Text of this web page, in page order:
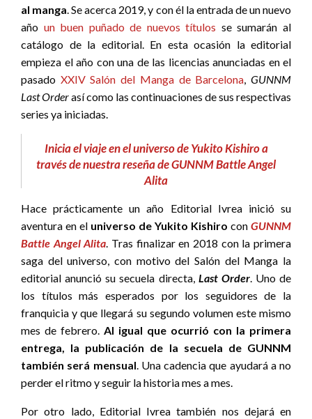
al manga. Se acerca 2019, y con él la entrada de un nuevo
año un buen puñado de nuevos títulos se sumarán al
catálogo de la editorial. En esta ocasión la editorial
empieza el año con una de las licencias anunciadas en el
pasado XXIV Salón del Manga de Barcelona,GUNNM
Last Orderasí como las continuaciones de sus respectivas
series ya iniciadas.
Inicia el viaje en el universo de Yukito Kishiro a
través de nuestra reseña de GUNNM Battle Angel
Alita
Hace prácticamente un año Editorial Ivrea inició su
aventura en el universo de Yukito Kishiro con GUNNM
Battle Angel Alita. Tras finalizar en 2018 con la primera
saga del universo, con motivo del Salón del Manga la
editorial anunció su secuela directa, Last Order. Uno de
los títulos más esperados por los seguidores de la
franquicia y que llegará su segundo volumen este mismo
mes de febrero. Al igual que ocurrió con la primera
entrega, la publicación de la secuela de GUNNM
también será mensual. Una cadencia que ayudará a no
perder el ritmo y seguir la historia mes a mes.
Por otro lado, Editorial Ivrea también nos dejará en